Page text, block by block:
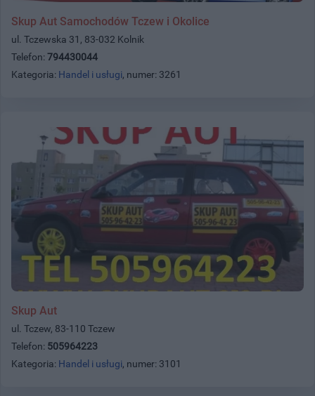
Skup Aut Samochodów Tczew i Okolice
ul. Tczewska 31, 83-032 Kolnik
Telefon: 794430044
Kategoria: Handel i usługi, numer: 3261
Skup Aut
ul. Tczew, 83-110 Tczew
Telefon: 505964223
Kategoria: Handel i usługi, numer: 3101